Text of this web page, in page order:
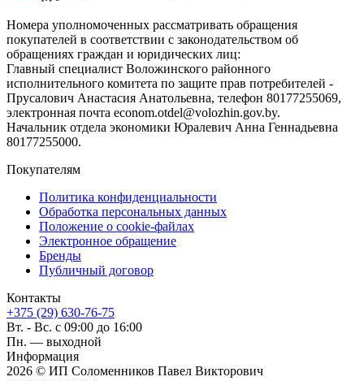
Номера уполномоченных рассматривать обращения
покупателей в соответствии с законодательством об
обращениях граждан и юридических лиц:
Главный специалист Воложинского районного
исполнительного комитета по защите прав потребителей -
Прусалович Анастасия Анатольевна, телефон 80177255069,
электронная почта econom.otdel@volozhin.gov.by.
Начальник отдела экономики Юралевич Анна Геннадьевна
80177255000.
Покупателям
Политика конфиденциальности
Обработка персональных данных
Положение о cookie-файлах
Электронное обращение
Бренды
Публичный договор
Контакты
+375 (29) 630-76-75
Вт. - Вс. с 09:00 до 16:00
Пн. — выходной
Информация
2026 © ИП Соломенников Павел Викторович